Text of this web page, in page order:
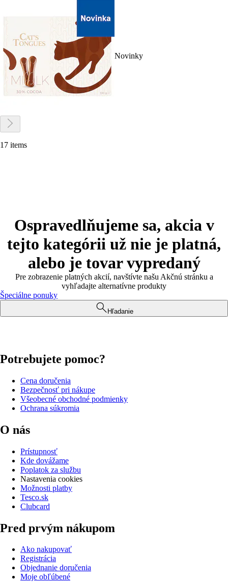
Novinky
17 items
Ospravedlňujeme sa, akcia v
tejto kategórii už nie je platná,
alebo je tovar vypredaný
Pre zobrazenie platných akcií, navštívte našu Akčnú stránku a
vyhľadajte alternatívne produkty
Špeciálne ponuky
Hľadanie
Potrebujete pomoc?
Cena doručenia
Bezpečnosť pri nákupe
Všeobecné obchodné podmienky
Ochrana súkromia
O nás
Prístupnosť
Kde dovážame
Poplatok za službu
Nastavenia cookies
Možnosti platby
Tesco.sk
Clubcard
Pred prvým nákupom
Ako nakupovať
Registrácia
Objednanie doručenia
Moje obľúbené